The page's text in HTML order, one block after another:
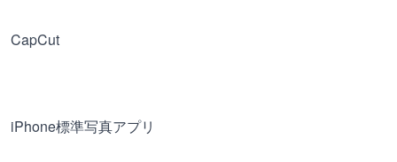
CapCut
iPhone標準写真アプリ